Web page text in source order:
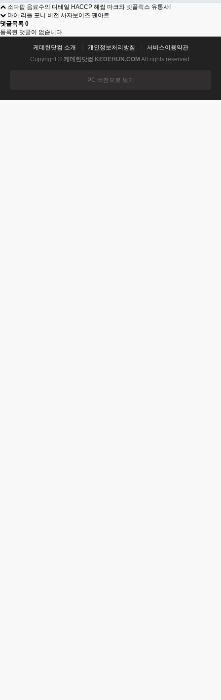
소다팝 음료수의 디테일 HACCP 해썹 마크와 넷플릭스 유통사!
마이 리틀 포니 버전 사자보이즈 팬아트
댓글목록 0
등록된 댓글이 없습니다.
케데헌닷컴 소개 개인정보처리방침
서비스이용약관
Copyright © 케데헌닷컴 KEDEHUN.COM All rights reserved.
PC 버전으로 보기